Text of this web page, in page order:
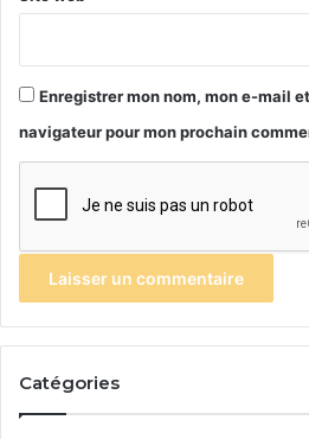
Enregistrer mon nom, mon e-mail
navigateur pour mon prochain
Catégories